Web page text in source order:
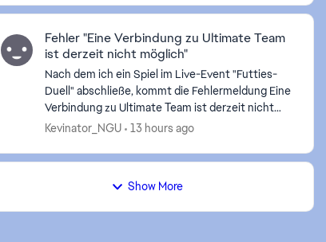
Fehler "Eine Verbindung zu Ultimate Team
ist derzeit nicht möglich"
Nach dem ich ein Spiel im Live-Event "Futties-
Duell" abschließe, kommt die Fehlermeldung Eine
Verbindung zu Ultimate Team ist derzeit nicht
möglich. Du kehrst nun zum Hauptmenü zurück.
Kevinator_NGU 13 hours ago
Show More